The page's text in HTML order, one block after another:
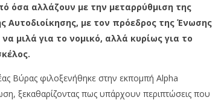
όσα αλλάζουν με την μεταρρύθμιση της
Αυτοδιοίκησης, με τον πρόεδρος της Ένωσης
μιλά για το νομικό, αλλά κυρίως για το
Βύρας φιλοξενήθηκε στην εκπομπή Alpha
ξεκαθαρίζοντας πως υπάρχουν περιπτώσεις που